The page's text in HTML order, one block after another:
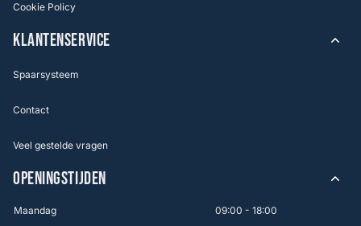
Cookie Policy
KLANTENSERVICE
Spaarsysteem
Contact
Veel gestelde vragen
OPENINGSTIJDEN
Maandag
09:00 - 18:00